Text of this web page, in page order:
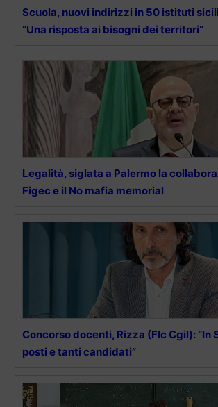
Scuola, nuovi indirizzi in 50 istituti
“Una risposta ai bisogni dei territori”
Legalità, siglata a Palermo la
Figec e il No mafia memorial
Concorso docenti, Rizza (Flc Cgil): “In
posti e tanti candidati”